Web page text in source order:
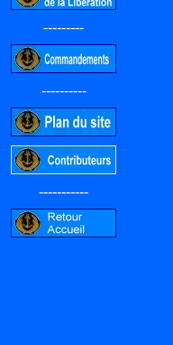
---------
----------
-----------